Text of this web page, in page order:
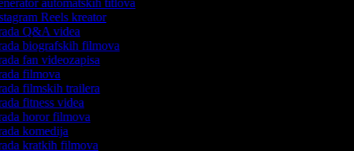
automatskih titlova
Reels kreator
Q&A videa
biografskih filmova
fan videozapisa
filmova
filmskih trailera
fitness videa
horor filmova
komedija
kratkih filmova